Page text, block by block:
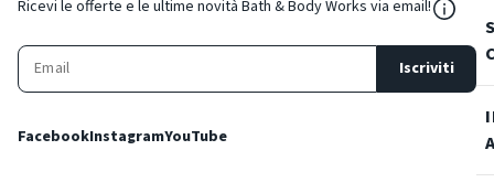
Ricevi le offerte e le ultime novità Bath & Body Works via email!
Iscriviti
FacebookInstagramYouTube